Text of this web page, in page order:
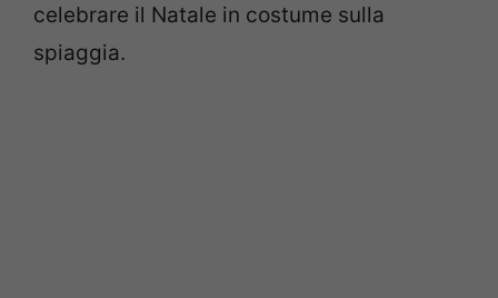
celebrare il Natale in costume sulla
spiaggia.